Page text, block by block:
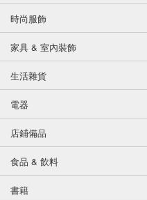
時尚服飾
家具 & 室內裝飾
生活雜貨
電器
店鋪備品
食品 & 飲料
書籍